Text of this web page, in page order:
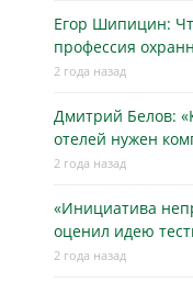
Егор Шипицин:
профессия
2 года назад
Дмитрий Белов:
отелей нужен
2 года назад
«Инициатива
оценил идею
2 года назад